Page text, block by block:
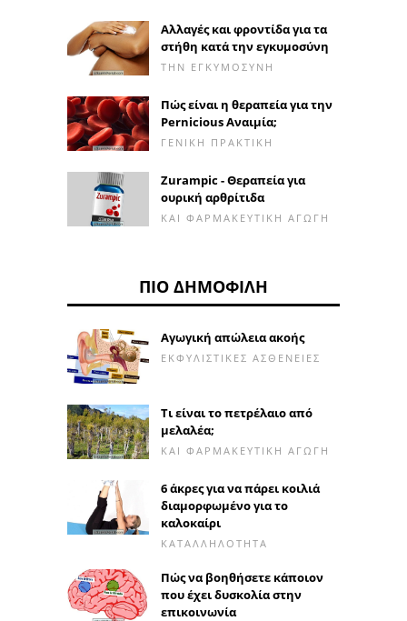
Αλλαγές και φροντίδα για τα
στήθη κατά την εγκυμοσύνη
ΤΗΝ ΕΓΚΥΜΟΣΎΝΗ
Πώς είναι η θεραπεία για την
Pernicious Αναιμία;
ΓΕΝΙΚΉ ΠΡΑΚΤΙΚΉ
Zurampic - Θεραπεία για
ουρική αρθρίτιδα
ΚΑΙ ΦΑΡΜΑΚΕΥΤΙΚΉ ΑΓΩΓΉ
ΠΙΟ ΔΗΜΟΦΙΛΉ
Αγωγική απώλεια ακοής
ΕΚΦΥΛΙΣΤΙΚΈΣ ΑΣΘΈΝΕΙΕΣ
Τι είναι το πετρέλαιο από
μελαλέα;
ΚΑΙ ΦΑΡΜΑΚΕΥΤΙΚΉ ΑΓΩΓΉ
6 άκρες για να πάρει κοιλιά
διαμορφωμένο για το
καλοκαίρι
ΚΑΤΑΛΛΗΛΌΤΗΤΑ
Πώς να βοηθήσετε κάποιον
που έχει δυσκολία στην
επικοινωνία